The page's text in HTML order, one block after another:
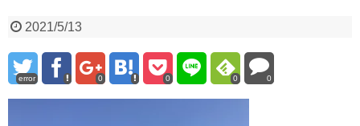
2021/5/13
error 0 0 0 0